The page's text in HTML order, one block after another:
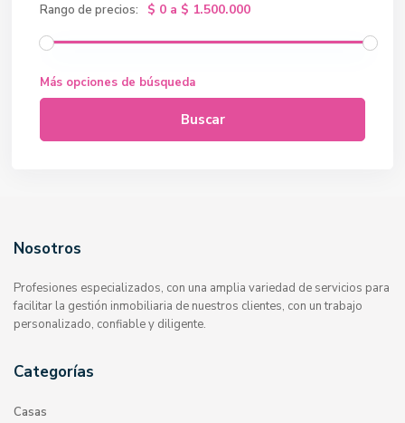
Rango de precios: $ 0 a $ 1.500.000
Más opciones de búsqueda
Buscar
Nosotros
Profesiones especializados, con una amplia variedad de servicios para
facilitar la gestión inmobiliaria de nuestros clientes, con un trabajo
personalizado, confiable y diligente.
Categorías
Casas